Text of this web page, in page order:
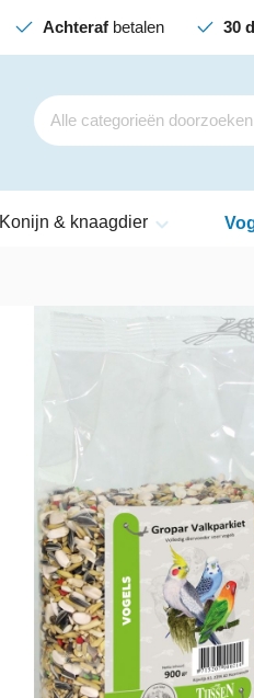
Achterafbetalen 30
Konijn & knaagdier